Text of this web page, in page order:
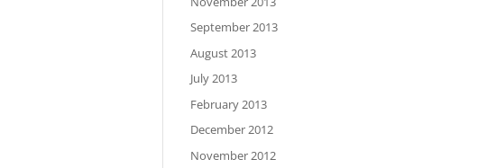
September 2013
August 2013
July 2013
February 2013
December 2012
November 2012